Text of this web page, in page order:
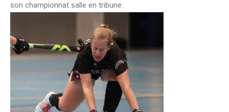
son championnat salle en tribune.